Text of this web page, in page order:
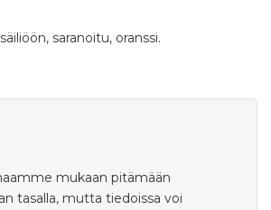
saranoitu, oranssi.
mukaan pitämään
tasalla, mutta tiedoissa voi